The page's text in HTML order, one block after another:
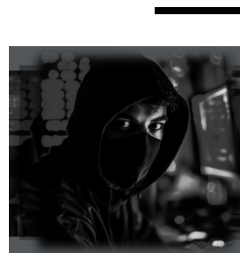
Signaux d’alerte:
⚠ E-mails inattendus ou urgents, avec
⚠ Ordinateur soudainement lent ou
⚠ Fichiers qui disparaissent ou changent
⚠ Messages d’alerte ou demande de
Comment se protéger? Comment
Téléchargez notre fiche-conseil